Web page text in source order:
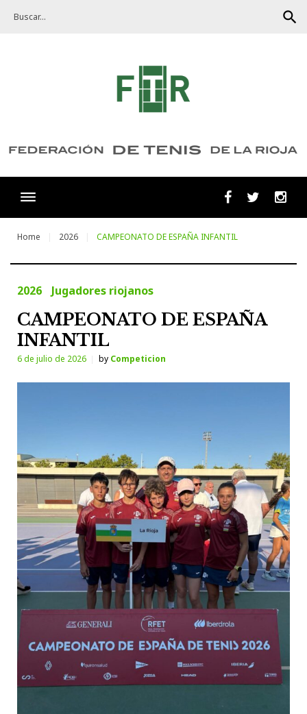
search
FacebookTwitter
Home 2026 CAMPEONATO DE ESPAÑA INFANTIL
2026 Jugadores riojanos
CAMPEONATO DE ESPAÑA
INFANTIL
6 de julio de 2026 by Competicion